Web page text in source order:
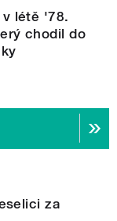
v létě '78.
chodil do
za